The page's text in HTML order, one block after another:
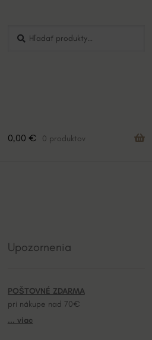
0,00 € 0 produktov
Upozornenia
POŠTOVNÉ ZDARMA
pri nákupe nad 70€
... viac